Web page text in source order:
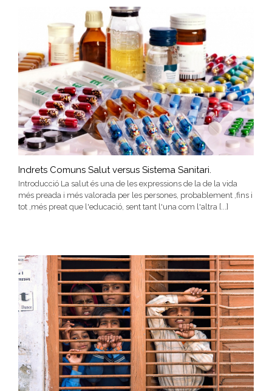
Indrets Comuns Salut versus Sistema Sanitari.
Introducció La salut és una de les expressions de la de la vida
més preada i més valorada per les persones, probablement ,fins i
tot ,més preat que l'educació, sent tant l'una com l'altra [...]